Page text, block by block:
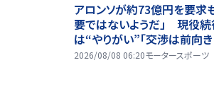
アロンソが約73億円を要求
要ではないようだ」 現役
は“やりがい”「交渉は前向き
2026/08/08 06:20モータースポーツ